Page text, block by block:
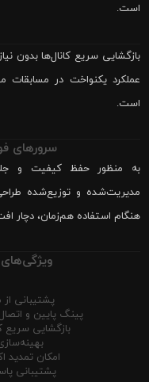
است.
عملکرد یکنواخت در
است.
سرورهای
به منظور حفظ کیفیت و
مدیریت‌شده و توزیع‌شده
هنگام استفاده هم‌زمان، دچار
پشتیبانی
پینگ پایین و
بازگشایی سریع
امکان تمدید
پشتیبانی